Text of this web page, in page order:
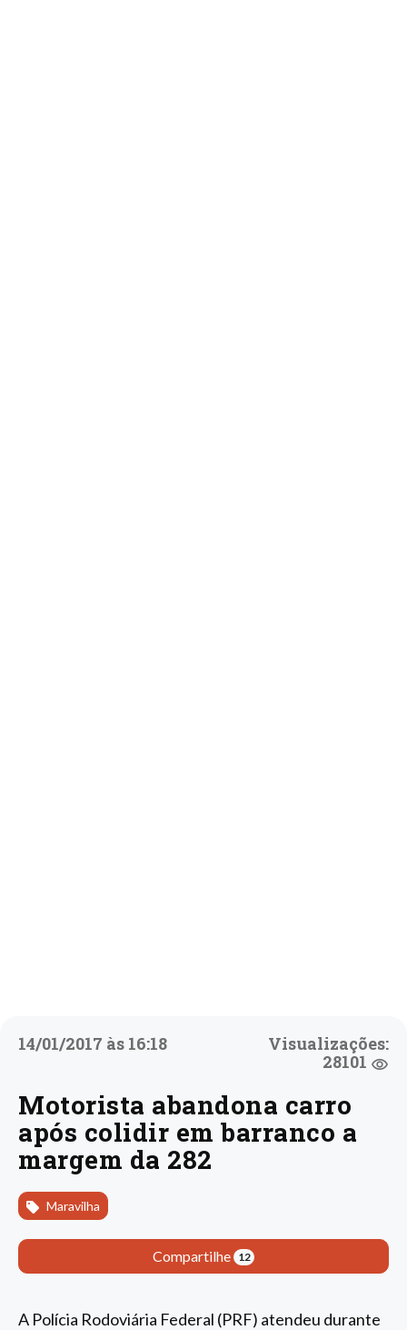
14/01/2017 às 16:18
Visualizações:
28101
Motorista abandona carro
após colidir em barranco a
margem da 282
Maravilha
Compartilhe 12
A Polícia Rodoviária Federal (PRF) atendeu durante